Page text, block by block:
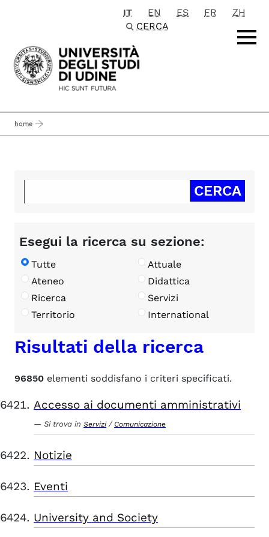
Passa al contenuto principale
IT EN ES FR
ZH
CERCA
home
Esegui la ricerca su sezione:
Tutte
Attuale
Ateneo
Didattica
Ricerca
Servizi
Territorio
International
Risultati della ricerca
96850 elementi soddisfano i criteri specificati.
Accesso ai documenti amministrativi
Si trova in Servizi / Comunicazione
Notizie
Eventi
University and Society